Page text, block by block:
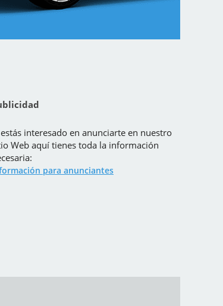
interesado en anunciarte en nuestro
Web aquí tienes toda la información
para anunciantes